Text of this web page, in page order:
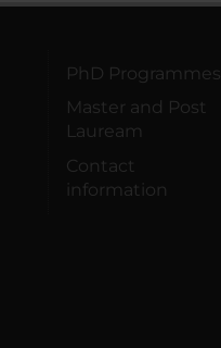
PhD Programmes
Master and Post
Lauream
Contact
information